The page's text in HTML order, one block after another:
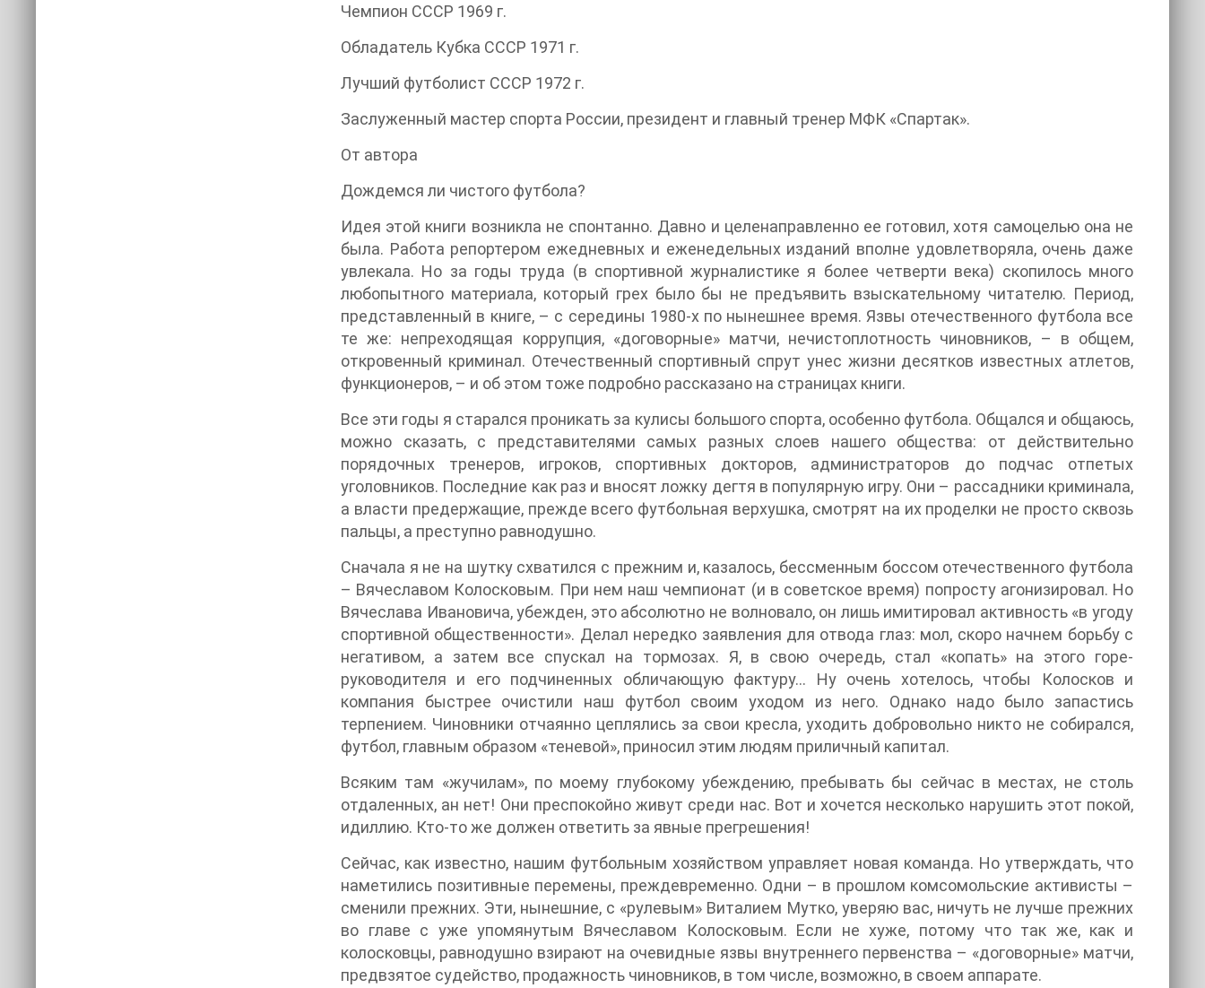
Чемпион СССР 1969 г.
Обладатель Кубка СССР 1971 г.
Лучший футболист СССР 1972 г.
Заслуженный мастер спорта России, президент и главный тренер МФК «Спартак».
От автора
Дождемся ли чистого футбола?
Идея этой книги возникла не спонтанно. Давно и целенаправленно ее готовил, хотя самоцелью она не
была. Работа репортером ежедневных и еженедельных изданий вполне удовлетворяла, очень даже
увлекала. Но за годы труда (в спортивной журналистике я более четверти века) скопилось много
любопытного материала, который грех было бы не предъявить взыскательному читателю. Период,
представленный в книге, – с середины 1980-х по нынешнее время. Язвы отечественного футбола все
те же: непреходящая коррупция, «договорные» матчи, нечистоплотность чиновников, – в общем,
откровенный криминал. Отечественный спортивный спрут унес жизни десятков известных атлетов,
функционеров, – и об этом тоже подробно рассказано на страницах книги.
Все эти годы я старался проникать за кулисы большого спорта, особенно футбола. Общался и общаюсь,
можно сказать, с представителями самых разных слоев нашего общества: от действительно
порядочных тренеров, игроков, спортивных докторов, администраторов до подчас отпетых
уголовников. Последние как раз и вносят ложку дегтя в популярную игру. Они – рассадники криминала,
а власти предержащие, прежде всего футбольная верхушка, смотрят на их проделки не просто сквозь
пальцы, а преступно равнодушно.
Сначала я не на шутку схватился с прежним и, казалось, бессменным боссом отечественного футбола
– Вячеславом Колосковым. При нем наш чемпионат (и в советское время) попросту агонизировал. Но
Вячеслава Ивановича, убежден, это абсолютно не волновало, он лишь имитировал активность «в угоду
спортивной общественности». Делал нередко заявления для отвода глаз: мол, скоро начнем борьбу с
негативом, а затем все спускал на тормозах. Я, в свою очередь, стал «копать» на этого горе-
руководителя и его подчиненных обличающую фактуру… Ну очень хотелось, чтобы Колосков и
компания быстрее очистили наш футбол своим уходом из него. Однако надо было запастись
терпением. Чиновники отчаянно цеплялись за свои кресла, уходить добровольно никто не собирался,
футбол, главным образом «теневой», приносил этим людям приличный капитал.
Всяким там «жучилам», по моему глубокому убеждению, пребывать бы сейчас в местах, не столь
отдаленных, ан нет! Они преспокойно живут среди нас. Вот и хочется несколько нарушить этот покой,
идиллию. Кто-то же должен ответить за явные прегрешения!
Сейчас, как известно, нашим футбольным хозяйством управляет новая команда. Но утверждать, что
наметились позитивные перемены, преждевременно. Одни – в прошлом комсомольские активисты –
сменили прежних. Эти, нынешние, с «рулевым» Виталием Мутко, уверяю вас, ничуть не лучше прежних
во главе с уже упомянутым Вячеславом Колосковым. Если не хуже, потому что так же, как и
колосковцы, равнодушно взирают на очевидные язвы внутреннего первенства – «договорные» матчи,
предвзятое судейство, продажность чиновников, в том числе, возможно, в своем аппарате.